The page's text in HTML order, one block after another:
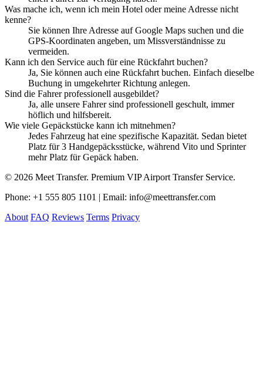
Was mache ich, wenn ich mein Hotel oder meine Adresse nicht
kenne?
Sie können Ihre Adresse auf Google Maps suchen und die
GPS-Koordinaten angeben, um Missverständnisse zu
vermeiden.
Kann ich den Service auch für eine Rückfahrt buchen?
Ja, Sie können auch eine Rückfahrt buchen. Einfach dieselbe
Buchung in umgekehrter Richtung anlegen.
Sind die Fahrer professionell ausgebildet?
Ja, alle unsere Fahrer sind professionell geschult, immer
höflich und hilfsbereit.
Wie viele Gepäckstücke kann ich mitnehmen?
Jedes Fahrzeug hat eine spezifische Kapazität. Sedan bietet
Platz für 3 Handgepäcksstücke, während Vito und Sprinter
mehr Platz für Gepäck haben.
© 2026 Meet Transfer. Premium VIP Airport Transfer Service.
Phone: +1 555 805 1101 | Email: info@meettransfer.com
About FAQ Reviews Terms Privacy